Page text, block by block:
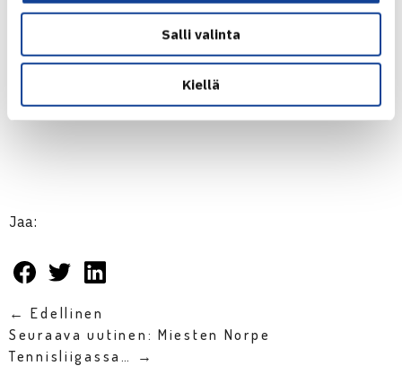
Salli valinta
Kiellä
Jaa:
← Edellinen
Seuraava uutinen: Miesten Norpe
Tennisliigassa… →